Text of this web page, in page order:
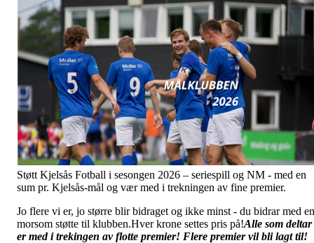
Støtt Kjelsås Fotball i sesongen 2026 – seriespill og NM - med en
sum pr. Kjelsås-mål og vær med i trekningen av fine premier.
Jo flere vi er, jo større blir bidraget og ikke minst - du bidrar med en
morsom støtte til klubben.Hver krone settes pris på!Alle som deltar
er med i trekingen av flotte premier! Flere premier vil bli lagt til!